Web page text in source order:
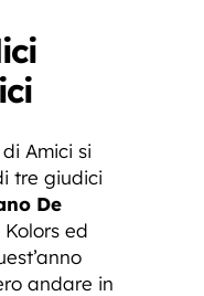
di Amici si
tre giudici
De
ed
andare in